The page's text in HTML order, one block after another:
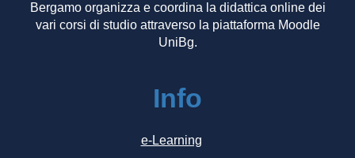
Bergamo organizza e coordina la didattica online dei
vari corsi di studio attraverso la piattaforma Moodle
UniBg.
Info
e-Learning